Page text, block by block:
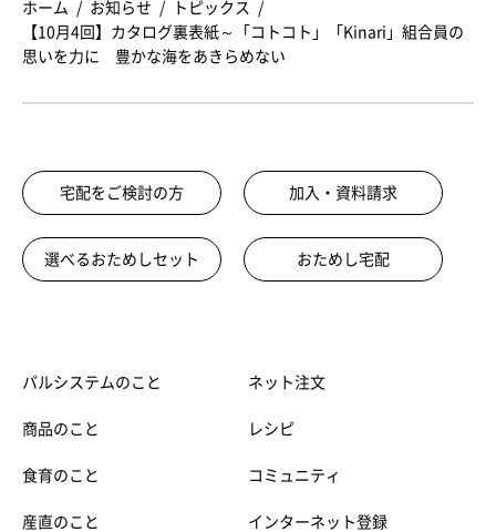
ホーム お知らせ
トピックス
【10月4回】カタログ裏表紙～「コトコト」「Kinari」組合員の
思いを力に 豊かな海をあきらめない
宅配をご検討の方 加入・資料請求
選べるおためしセット おためし宅配
パルシステムのこと
商品のこと
食育のこと
産直のこと
ネット注文
レシピ
コミュニティ
インターネット登録